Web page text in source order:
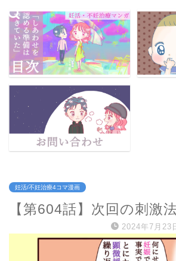
妊活/不妊治療4コマ漫画
【第604話】次回の刺激
2024年7月23